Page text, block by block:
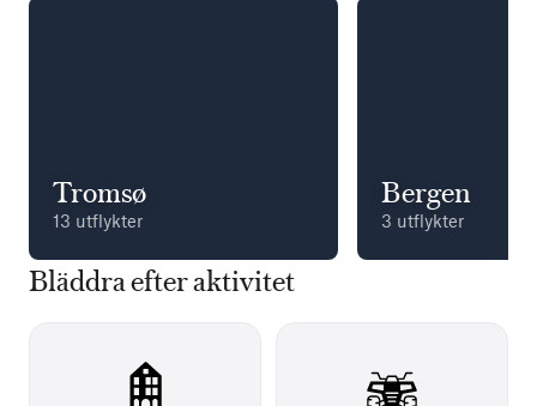
Tromsø
13 utflykter
Bergen
3 utflykter
Bläddra efter aktivitet